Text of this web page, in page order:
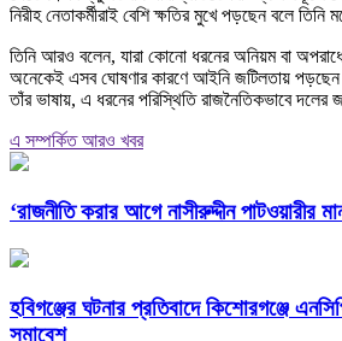
নিরীহ নেতাকর্মীরাই বেশি ক্ষতির মুখে পড়ছেন বলে তিনি
তিনি আরও বলেন, যারা কোনো ধরনের অনিয়ম বা
অনেকেই এসব ঘোষণার কারণে আইনি জটিলতায় পড়ছেন
তাঁর ভাষায়, এ ধরনের পরিস্থিতি রাজনৈতিকভাবে
এ সম্পর্কিত আরও খবর
‘রাজনীতি করার আগে নাসীরুদ্দীন পাটওয়ারীর
হবিগঞ্জের ঘটনার প্রতিবাদে কিশোরগঞ্জে
সমাবেশ